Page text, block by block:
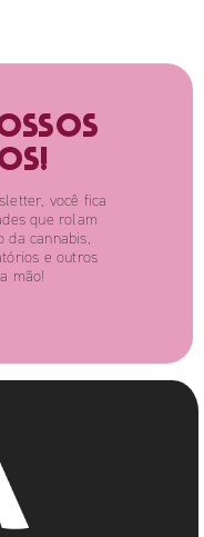
você fica
que rolam
da cannabis,
e outros
mão!